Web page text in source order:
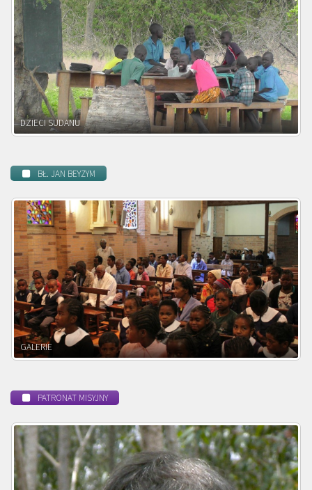
DZIECI ZAMBII
BŁ. JAN BEYZYM
POWOŁANIE MISYJNE
PATRONAT MISYJNY